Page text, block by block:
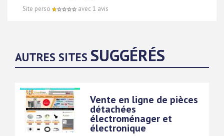
Site perso avec 1 avis
AUTRES SITES SUGGÉRÉS
Vente en ligne de pièces
détachées
électroménager et
électronique